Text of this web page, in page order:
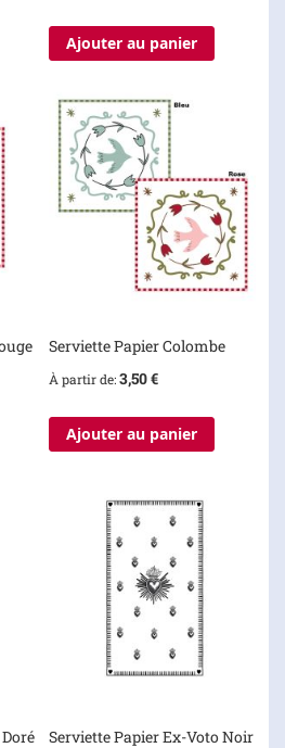
Ajouter au panier
Serviette Papier Colombe
À partir de 3,50 €
Ajouter au panier
Serviette Papier Ex-Voto Noir